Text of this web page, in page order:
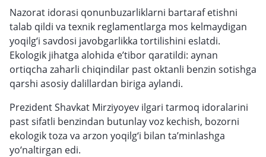
Nazorat idorasi qonunbuzarliklarni bartaraf etishni
talab qildi va texnik reglamentlarga mos kelmaydigan
yoqilg‘i savdosi javobgarlikka tortilishini eslatdi.
Ekologik jihatga alohida e’tibor qaratildi: aynan
ortiqcha zaharli chiqindilar past oktanli benzin sotishga
qarshi asosiy dalillardan biriga aylandi.
Prezident Shavkat Mirziyoyev ilgari tarmoq idoralarini
past sifatli benzindan butunlay voz kechish, bozorni
ekologik toza va arzon yoqilg‘i bilan ta’minlashga
yo‘naltirgan edi.